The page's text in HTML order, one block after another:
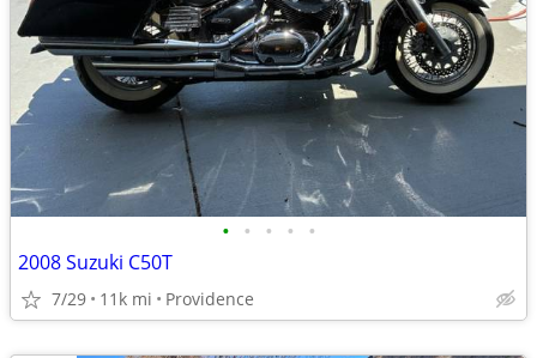
• • • • •
2008 Suzuki C50T
7/29 11k mi Providence